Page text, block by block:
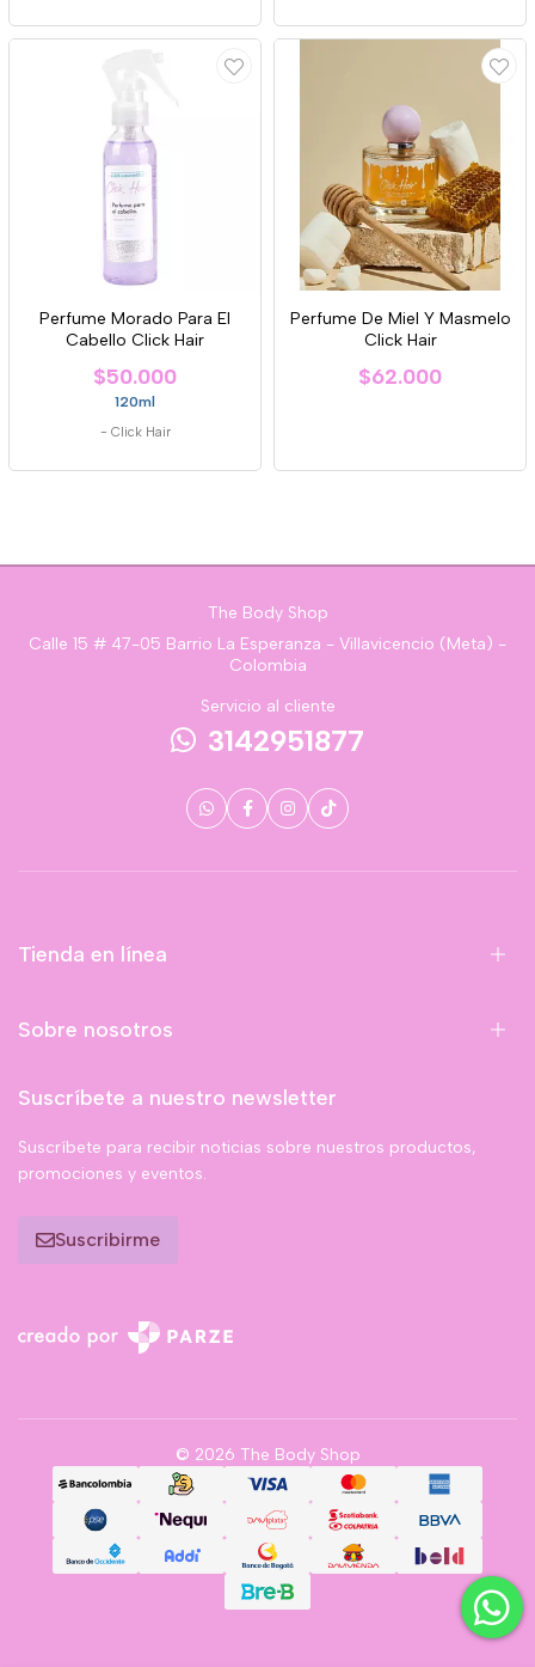
Perfume Morado Para El
Cabello Click Hair
$50.000
120ml
- Click Hair
Perfume De Miel Y Masmelo
Click Hair
$62.000
The Body Shop
Calle 15 # 47-05 Barrio La Esperanza - Villavicencio (Meta) -
Colombia
Servicio al cliente
3142951877
Tienda en línea
Sobre nosotros
Suscríbete a nuestro newsletter
Suscríbete para recibir noticias sobre nuestros productos,
promociones y eventos.
Suscribirme
© 2026 The Body Shop